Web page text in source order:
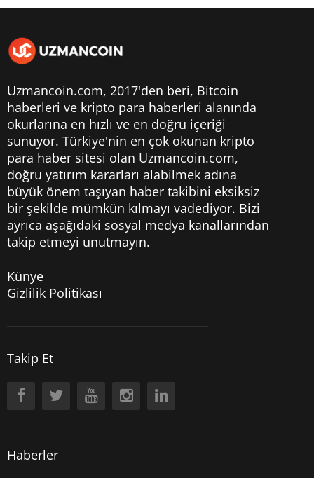
Uzmancoin.com, 2017'den beri, Bitcoin
haberleri ve kripto para haberleri alanında
okurlarına en hızlı ve en doğru içeriği
sunuyor. Türkiye'nin en çok okunan kripto
para haber sitesi olan Uzmancoin.com,
doğru yatırım kararları alabilmek adına
büyük önem taşıyan haber takibini eksiksiz
bir şekilde mümkün kılmayı vadediyor. Bizi
ayrıca aşağıdaki sosyal medya kanallarından
takip etmeyi unutmayın.
Künye
Gizlilik Politikası
Takip Et
Haberler